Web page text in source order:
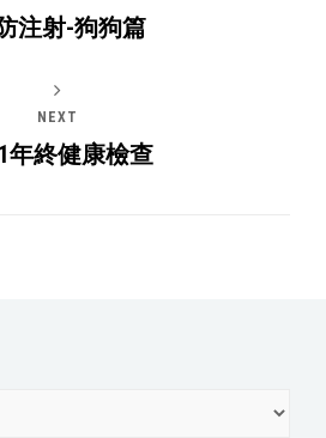
注射-狗狗篇
NEXT
年終健康檢查